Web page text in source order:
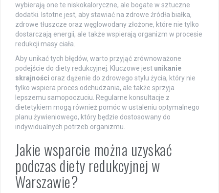
wybierają one te niskokaloryczne, ale bogate w sztuczne
dodatki. Istotne jest, aby stawiać na zdrowe źródła białka,
zdrowe tłuszcze oraz węglowodany złożone, które nie tylko
dostarczają energii, ale także wspierają organizm w procesie
redukcji masy ciała.
Aby unikać tych błędów, warto przyjąć zrównoważone
podejście do diety redukcyjnej. Kluczowe jest unikanie
skrajności oraz dążenie do zdrowego stylu życia, który nie
tylko wspiera proces odchudzania, ale także sprzyja
lepszemu samopoczuciu. Regularne konsultacje z
dietetykiem mogą również pomóc w ustaleniu optymalnego
planu żywieniowego, który będzie dostosowany do
indywidualnych potrzeb organizmu.
Jakie wsparcie można uzyskać
podczas diety redukcyjnej w
Warszawie?